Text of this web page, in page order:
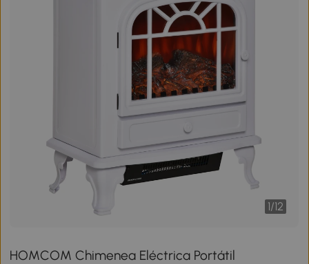
1/12
HOMCOM Chimenea Eléctrica Portátil